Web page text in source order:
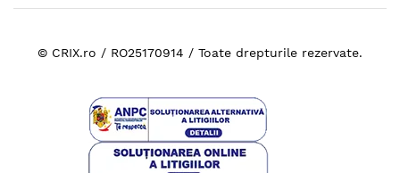
© CRIX.ro / RO25170914 / Toate drepturile rezervate.